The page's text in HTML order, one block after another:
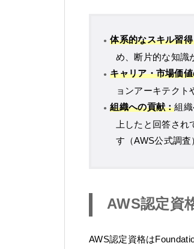
体系的なスキル習
め、断片的な知識
キャリア・市場価
ョンアーキテクト
組織への貢献：組
上したと回答さ
す（AWS公式調査
AWS認定資
AWS認定資格は